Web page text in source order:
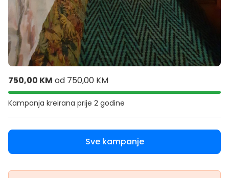
750,00 KM od 750,00 KM
Kampanja kreirana prije 2 godine
Sve kampanje